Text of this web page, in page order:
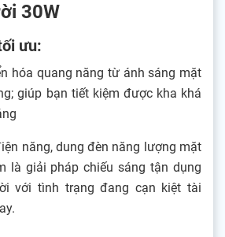
30W
ưu:
hóa quang năng từ ánh sáng mặt
giúp bạn tiết kiệm được kha khá
năng, dung đèn năng lượng mặt
là giải pháp chiếu sáng tận dụng
với tình trạng đang cạn kiệt tài